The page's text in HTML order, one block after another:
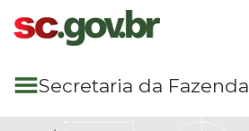
Pular para conteúdo principal
Secretaria da Fazenda